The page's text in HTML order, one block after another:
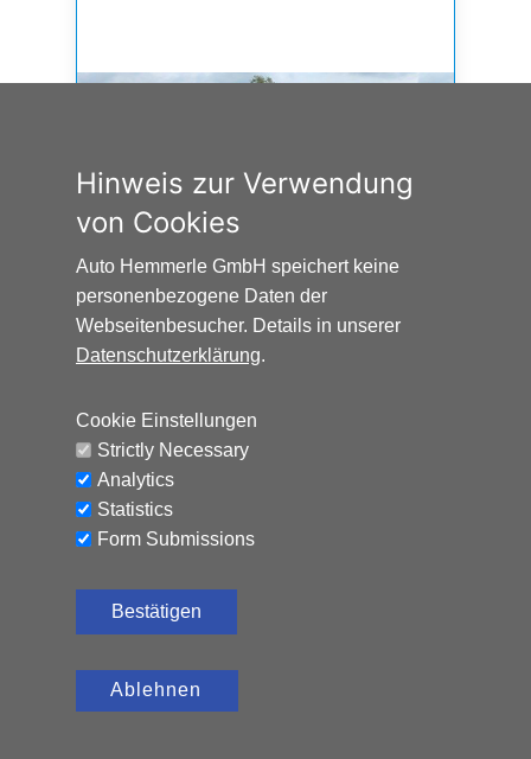
12.990€
Automatik
CO₂-Emissionen (kombiniert): 120 g/km, Kraftstoffverbrauch
Hinweis zur Verwendung
von Cookies
Auto Hemmerle GmbH speichert keine
personenbezogene Daten der
Webseitenbesucher. Details in unserer
Datenschutzerklärung.
Cookie Einstellungen
Strictly Necessary
Analytics
Statistics
Form Submissions
Bestätigen
Ablehnen